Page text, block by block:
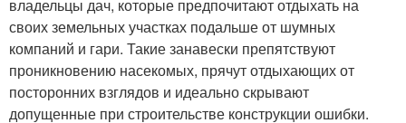
владельцы дач, которые предпочитают отдыхать на
своих земельных участках подальше от шумных
компаний и гари. Такие занавески препятствуют
проникновению насекомых, прячут отдыхающих от
посторонних взглядов и идеально скрывают
допущенные при строительстве конструкции ошибки.